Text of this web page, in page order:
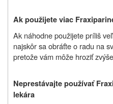
Ak použijete viac
Ak náhodne použijete príliš
najskôr sa obráťte o radu na
pretože vám môže hroziť
Neprestávajte používať
lekára